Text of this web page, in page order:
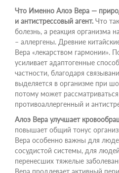
Что Именно Алоэ Вера —
и антистрессовый агент. Что
болезнь, а реакция организма
– аллергены. Древние
Вера «лекарством гармонии».
усиливает адаптогенные
частности, благодаря
выделяется в организме при
потому может
противоаллергенный и
Алоэ Вера улучшает
повышает общий тонус
Вера особенно важны для
сосудистой системы, для
перенесших тяжелые
Вера продлевает активный